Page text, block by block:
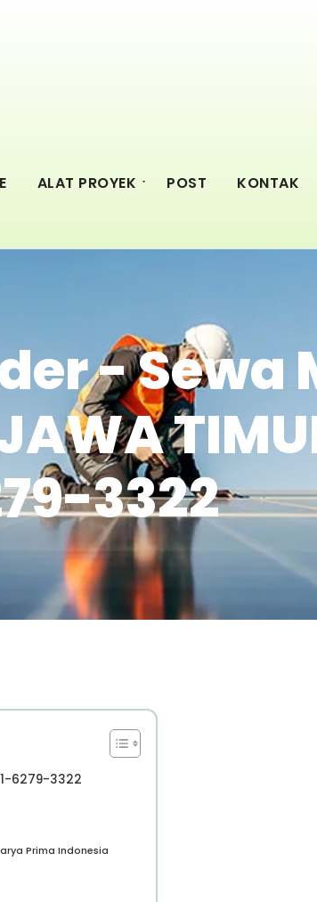
ALAT PROYEK POST KONTAK
- Sewa
3322
6279-3322
Prima Indonesia